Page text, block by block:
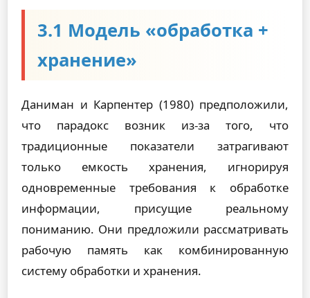
3.1 Модель «обработка +
хранение»
Даниман и Карпентер (1980) предположили,
что парадокс возник из-за того, что
традиционные показатели затрагивают
только емкость хранения, игнорируя
одновременные требования к обработке
информации, присущие реальному
пониманию. Они предложили рассматривать
рабочую память как комбинированную
систему обработки и хранения.